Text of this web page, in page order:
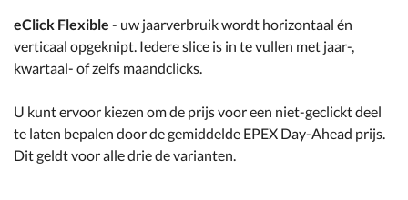
eClick Flexible - uw jaarverbruik wordt horizontaal én
verticaal opgeknipt. Iedere slice is in te vullen met jaar-,
kwartaal- of zelfs maandclicks.
U kunt ervoor kiezen om de prijs voor een niet-geclickt deel
te laten bepalen door de gemiddelde EPEX Day-Ahead prijs.
Dit geldt voor alle drie de varianten.